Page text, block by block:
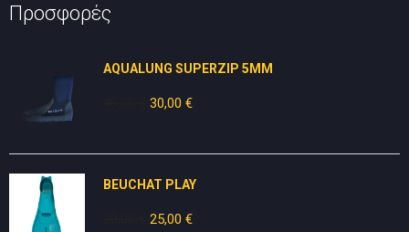
Προσφορές
AQUALUNG SUPERZIP 5MM
Original
30,00 €Η
30,00 €.
BEUCHAT PLAY
Original
25,00 €Η